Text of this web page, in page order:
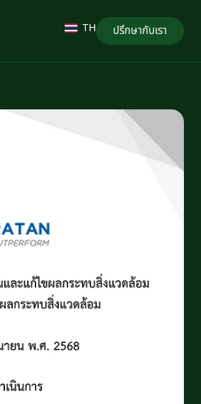
TH ปรึกษากับเรา